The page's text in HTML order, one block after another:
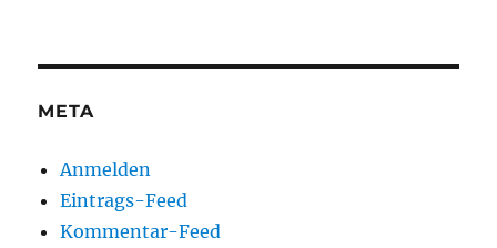
META
Anmelden
Eintrags-Feed
Kommentar-Feed